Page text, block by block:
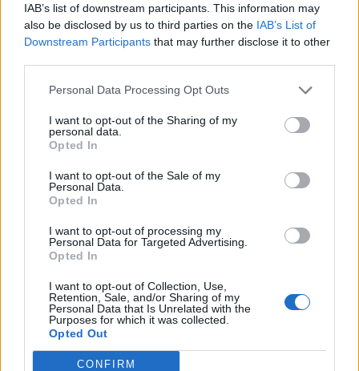
IAB’s list of downstream participants. This information may
also be disclosed by us to third parties on the IAB’s List of
Downstream Participants that may further disclose it to other
Personal Data Processing Opt Outs
I want to opt-out of the Sharing of my
personal data.
Opted In
I want to opt-out of the Sale of my
Personal Data.
Opted In
I want to opt-out of processing my
Personal Data for Targeted Advertising.
Opted In
I want to opt-out of Collection, Use,
Retention, Sale, and/or Sharing of my
Personal Data that Is Unrelated with the
Purposes for which it was collected.
Opted Out
CONFIRM
Kultura
divadlo i tvořivé dílny
NOVINKY